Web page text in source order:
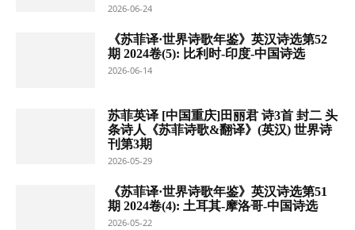
2026-06-24
《苏菲译·世界诗歌年鉴》英汉诗选第52
期 2024卷(5): 比利时-印度-中国诗选
2026-06-14
苏菲英译 [中国重庆]田丽君 诗3首 封二 头
条诗人《苏菲诗歌&翻译》(英汉) 世界诗
刊第3期
2026-05-29
《苏菲译·世界诗歌年鉴》英汉诗选第51
期 2024卷(4): 土耳其-摩洛哥-中国诗选
2026-05-22